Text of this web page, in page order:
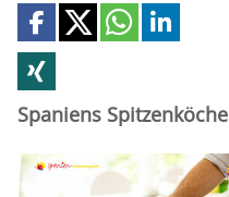
Spaniens Spitzenköche